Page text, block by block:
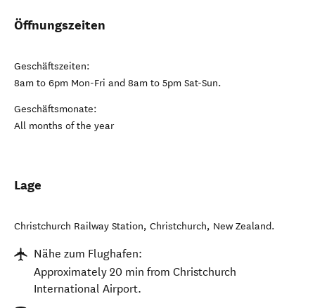
Öffnungszeiten
Geschäftszeiten:
8am to 6pm Mon-Fri and 8am to 5pm Sat-Sun.
Geschäftsmonate:
All months of the year
Lage
Christchurch Railway Station, Christchurch, New Zealand.
Nähe zum Flughafen:
Approximately 20 min from Christchurch
International Airport.